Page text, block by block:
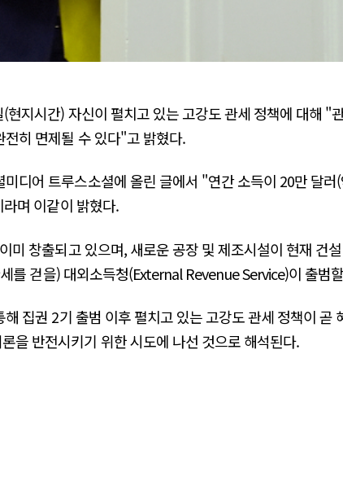
현지시간) 자신이 펼치고 있는 고강도 관세 정책에 대해 "
히 면제될 수 있다"고 밝혔다.
디어 트루스소셜에 올린 글에서 "연간 소득이 20만 달
며 이같이 밝혔다.
미 창출되고 있으며, 새로운 공장 및 제조시설이 현재 건
를 걷을) 대외소득청(External Revenue Service)이 출범
집권 2기 출범 이후 펼치고 있는 고강도 관세 정책이 곧
을 반전시키기 위한 시도에 나선 것으로 해석된다.